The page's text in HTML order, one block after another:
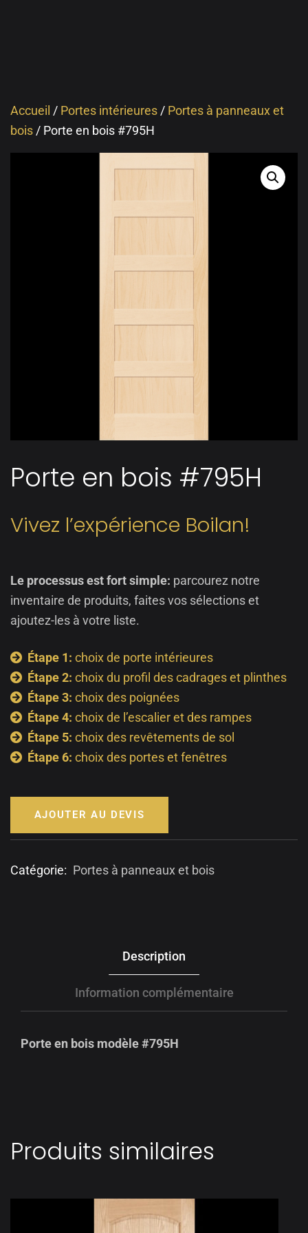
Accueil / Portes intérieures / Portes à panneaux et
bois / Porte en bois #795H
Porte en bois #795H
Vivez l’expérience Boilan!
Le processus est fort simple: parcourez notre
inventaire de produits, faites vos sélections et
ajoutez-les à votre liste.
Étape 1: choix de porte intérieures
Étape 2: choix du profil des cadrages et plinthes
Étape 3: choix des poignées
Étape 4: choix de l’escalier et des rampes
Étape 5: choix des revêtements de sol
Étape 6: choix des portes et fenêtres
AJOUTER AU DEVIS
Catégorie: Portes à panneaux et bois
Description
Information complémentaire
Porte en bois modèle #795H
Produits similaires